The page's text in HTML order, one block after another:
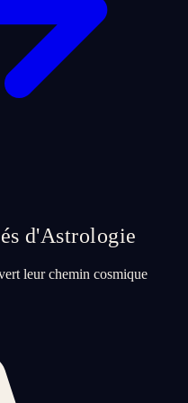
d'Astrologie
leur chemin cosmique